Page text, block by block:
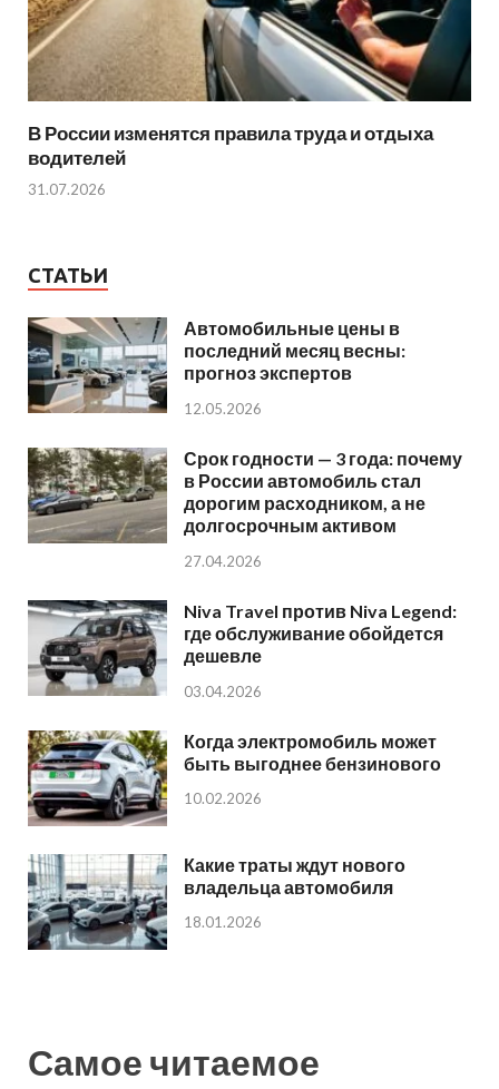
В России изменятся правила труда и отдыха
водителей
31.07.2026
СТАТЬИ
Автомобильные цены в
последний месяц весны:
прогноз экспертов
12.05.2026
Срок годности — 3 года: почему
в России автомобиль стал
дорогим расходником, а не
долгосрочным активом
27.04.2026
Niva Travel против Niva Legend:
где обслуживание обойдется
дешевле
03.04.2026
Когда электромобиль может
быть выгоднее бензинового
10.02.2026
Какие траты ждут нового
владельца автомобиля
18.01.2026
Самое читаемое